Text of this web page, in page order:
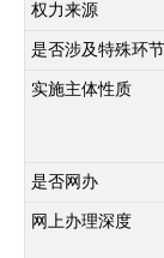
权力来源
是否涉及特殊环节
实施主体性质
是否网办
网上办理深度